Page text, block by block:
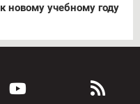
новому учебному году